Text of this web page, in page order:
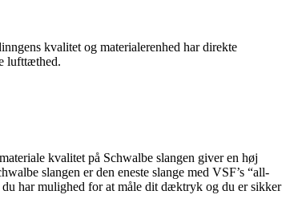
kvalitet og materialerenhed har direkte
lufttæthed.
kvalitet på Schwalbe slangen giver en høj
slangen er den eneste slange med VSF’s “all-
har mulighed for at måle dit dæktryk og du er sikker